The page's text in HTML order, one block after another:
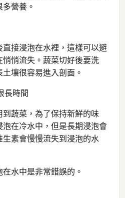
營養。
接浸泡在水裡，這樣可以避
悄流失。蔬菜切好後要洗
壤很容易進入剖面。
長時間
蔬菜，為了保持新鮮的味
在冷水中，但是長期浸泡會
素會慢慢流失到浸泡的水
水中是非常錯誤的。